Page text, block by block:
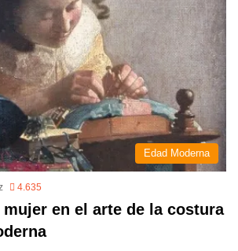
Edad Moderna
4.635
mujer en el arte de la costura